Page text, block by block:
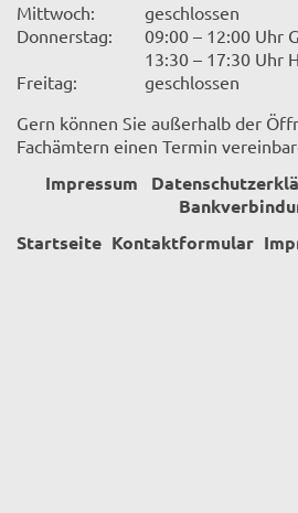
Mittwoch:
geschlossen
Donnerstag:
09:00 – 12:00 Uhr
13:30 – 17:30 Uhr
Freitag:
geschlossen
Gern können Sie außerhalb der
Fachämtern einen Termin
Impressum
Startseite Kontaktformular